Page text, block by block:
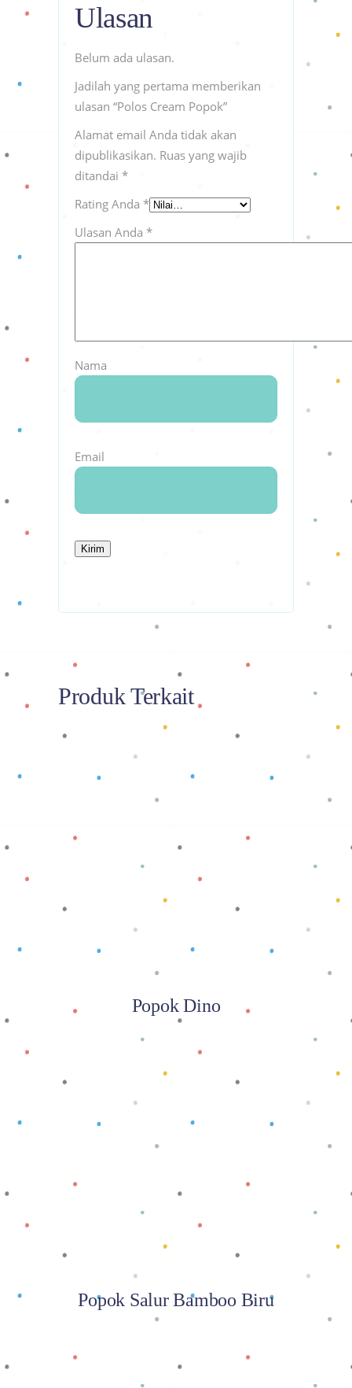
Ulasan
Belum ada ulasan.
Jadilah yang pertama memberikan
ulasan “Polos Cream Popok”
Alamat email Anda tidak akan
dipublikasikan. Ruas yang wajib
ditandai *
Rating Anda *
Ulasan Anda *
Nama
Email
Produk Terkait
Popok Dino
Baca selengkapnya
Popok Salur Bamboo Biru